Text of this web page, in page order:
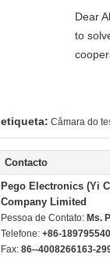
Dear
to
etiqueta: Câmara do
Contacto
Pego Electronics (Yi
Company Limited
Pessoa de Contato: Ms.
Telefone: +86-
Fax: 86--4008266163-